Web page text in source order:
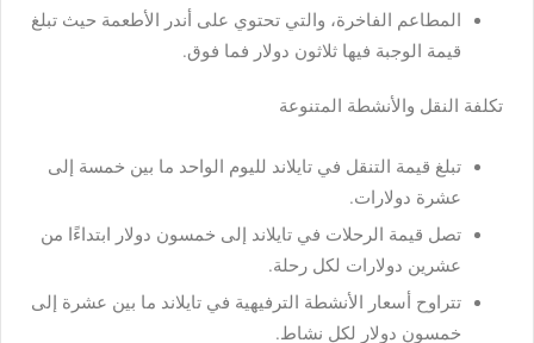
المطاعم الفاخرة، والتي تحتوي على أندر الأطعمة حيث تبلغ
قيمة الوجبة فيها ثلاثون دولار فما فوق.
تكلفة النقل والأنشطة المتنوعة
تبلغ قيمة التنقل في تايلاند لليوم الواحد ما بين خمسة إلى
عشرة دولارات.
تصل قيمة الرحلات في تايلاند إلى خمسون دولار ابتداءًا من
عشرين دولارات لكل رحلة.
تتراوح أسعار الأنشطة الترفيهية في تايلاند ما بين عشرة إلى
خمسون دولار لكل نشاط.